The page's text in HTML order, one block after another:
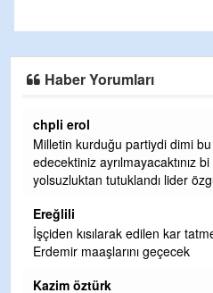
Haber Yorumları
Ereğlili
Ereğli Futbol Kulübünü
ve sahip çıksınlar. Erdemir
olurdu ve para probl... DEVAMI
Ereğlili
Tebrikler başkanım ve
hizmet.Ereğlimizin terası